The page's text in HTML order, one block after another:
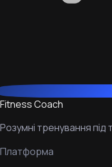
Fitness Coach
Розумні тренування
Платформа